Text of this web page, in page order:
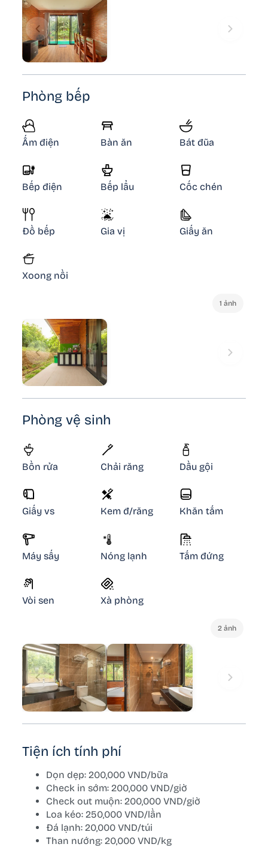
Phòng bếp
Ấm điện Bàn ăn Bát đũa
Bếp điện Bếp lẩu Cốc chén
Đồ bếp Gia vị Giấy ăn
Xoong nồi
1 ảnh
Phòng vệ sinh
Bồn rửa Chải răng Dầu gội
Giấy vs Kem đ/răng Khăn tắm
Máy sấy Nóng lạnh Tắm đứng
Vòi sen Xà phòng
2 ảnh
Tiện ích tính phí
Dọn dẹp: 200,000 VND/bữa
Check in sớm: 200,000 VND/giờ
Check out muộn: 200,000 VND/giờ
Loa kéo: 250,000 VND/lần
Đá lạnh: 20,000 VND/túi
Than nướng: 20,000 VND/kg